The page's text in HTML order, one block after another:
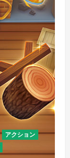
アクション